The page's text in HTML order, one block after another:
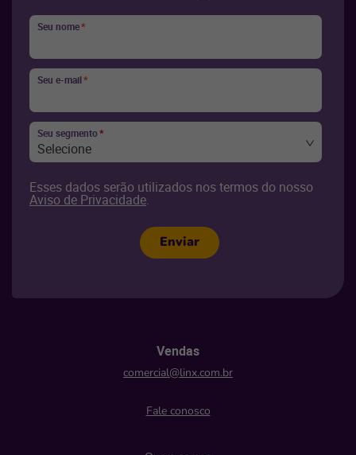
Seu nome*
Seu e-mail*
Seu segmento*
Selecione
Esses dados serão utilizados nos termos do nosso
Aviso de Privacidade.
Enviar
Vendas
comercial@linx.com.br
Fale conosco